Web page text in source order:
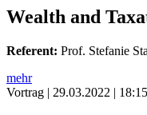
Wealth and
Referent: Prof. Stefanie
mehr
Vortrag | 29.03.2022 |